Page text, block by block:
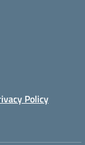
Policy